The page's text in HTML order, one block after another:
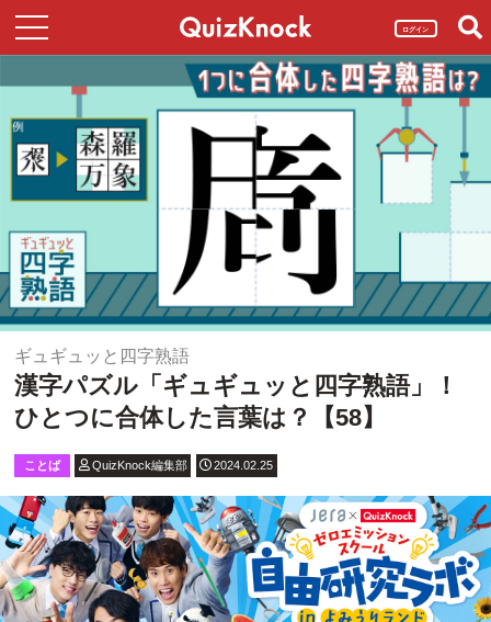
ログイン
ギュギュッと四字熟語
漢字パズル「ギュギュッと四字熟語」！
ひとつに合体した言葉は？【58】
ことば QuizKnock編集部 2024.02.25